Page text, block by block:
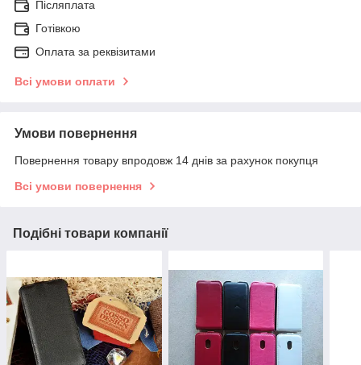
Післяплата
Готівкою
Оплата за реквізитами
Всі умови оплати
Умови повернення
Повернення товару впродовж 14 днів за рахунок покупця
Всі умови повернення
Подібні товари компанії